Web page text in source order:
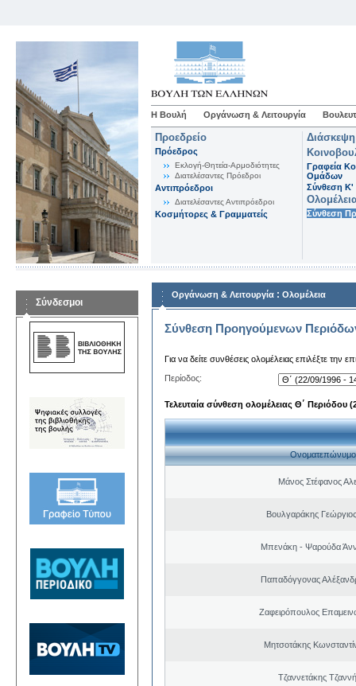
Η Βουλή Οργάνωση & Λειτουργία
Προεδρείο
Πρόεδρος
Εκλογή-Θητεία-Αρμοδιότητες
Διατελέσαντες Πρόεδροι
Αντιπρόεδροι
Διατελέσαντες Αντιπρόεδροι
Κοσμήτορες & Γραμματείς
Γραφεία
Ομάδων
Σύνθεση K'
Σύνθεση
Σύνδεσμοι
Οργάνωση & Λειτουργία : Ολομέλεια
Σύνθεση Προηγούμενων
Για να δείτε συνθέσεις ολομέλειας επιλέξτε την
Περίοδος:
Τελευταία σύνθεση ολομέλειας Θ΄ Περιόδου
Ονοματεπώνυμο
Μάνος Στέφανος
Βουλγαράκης
Μπενάκη - Ψαρούδα
Παπαδόγγονας
Ζαφειρόπουλος
Μητσοτάκης
Τζαννετάκης